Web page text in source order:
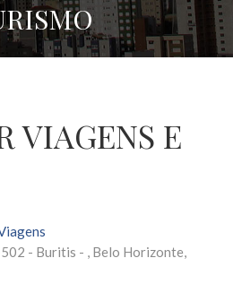
VIAGENS E
- Buritis - , Belo Horizonte,